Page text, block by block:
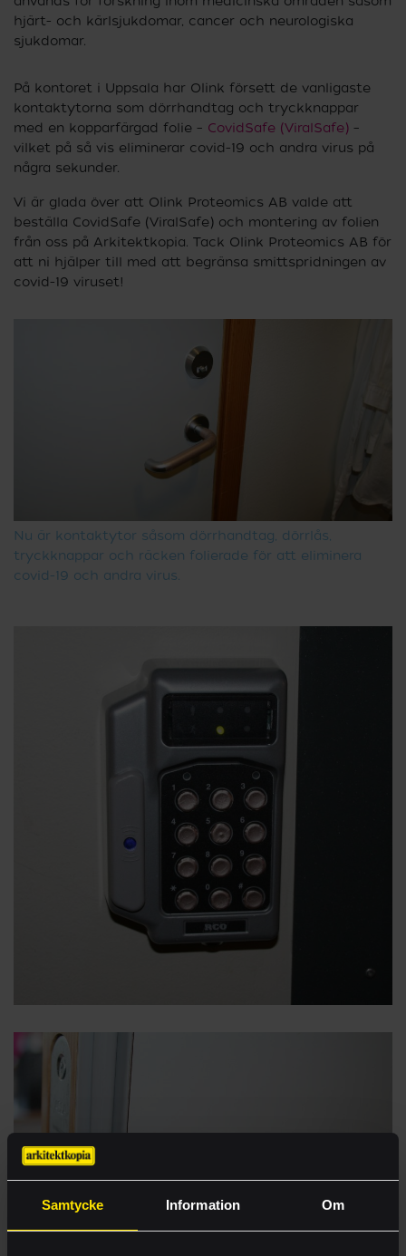
Samtycke Information Om
hjärt- och kärlsjukdomar, cancer och neurologiska
sjukdomar.
På kontoret i Uppsala har Olink försett de vanligaste
kontaktytorna som dörrhandtag och tryckknappar
med en kopparfärgad folie – CovidSafe (ViralSafe) –
vilket på så vis eliminerar covid-19 och andra virus på
några sekunder.
Vi är glada över att Olink Proteomics AB valde att
beställa CovidSafe (ViralSafe) och montering av folien
från oss på Arkitektkopia. Tack Olink Proteomics AB för
att ni hjälper till med att begränsa smittspridningen av
covid-19 viruset!
Nu är kontaktytor såsom dörrhandtag, dörrlås,
tryckknappar och räcken folierade för att eliminera
covid-19 och andra virus.
E-handel